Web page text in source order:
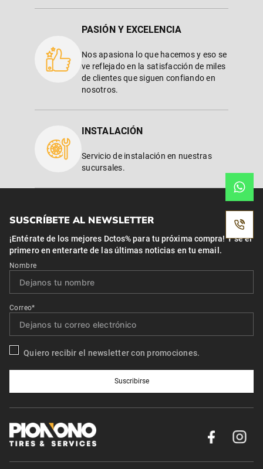
PASIÓN Y EXCELENCIA
Nos apasiona lo que hacemos y eso se
ve reflejado en la satisfacción de miles
de clientes que siguen confiando en
nosotros.
INSTALACIÓN
Servicio de instalación en nuestras
sucursales.
SUSCRÍBETE AL NEWSLETTER
¡Entérate de los mejores Dctos% para tu próxima compra! Y se el
primero en enterarte de las últimas noticias en tu email.
Nombre
Correo*
Quiero recibir el newsletter con promociones.
Suscribirse